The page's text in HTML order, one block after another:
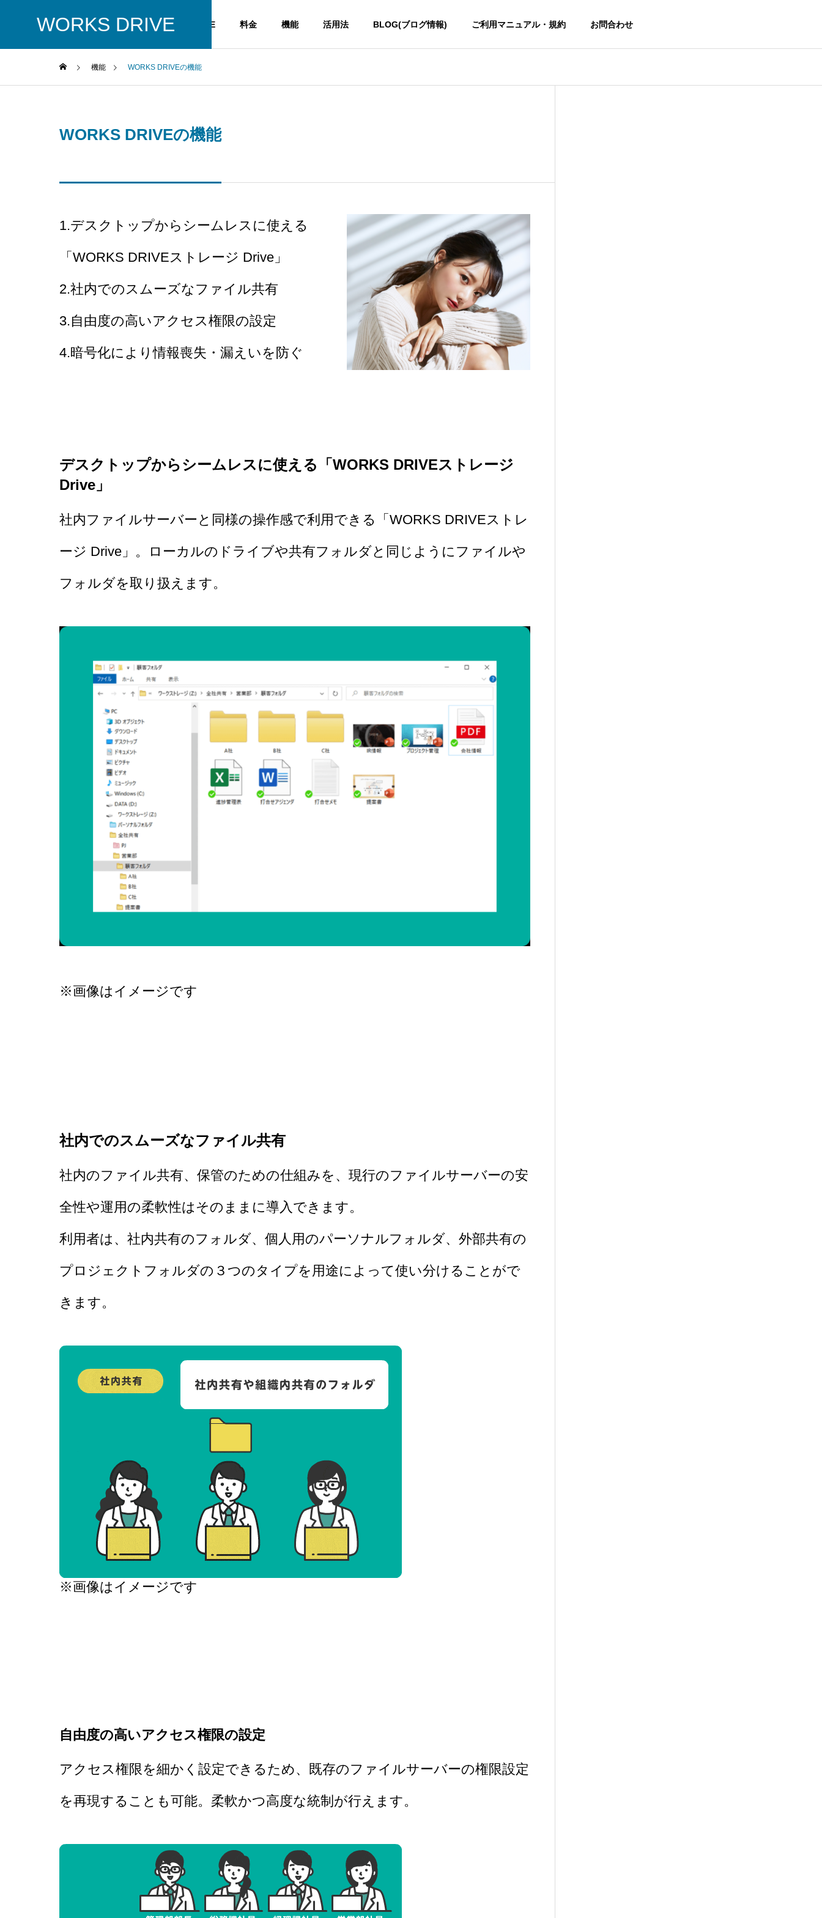
WORKS DRIVE HOME 料金 機能 活用法 BLOG(ブログ情報) ご利用マニュアル・規約 お問合わせ
機能 WORKS DRIVEの機能
WORKS DRIVEの機能
1.デスクトップからシームレスに使える
「WORKS DRIVEストレージ Drive」
2.社内でのスムーズなファイル共有
3.自由度の高いアクセス権限の設定
4.暗号化により情報喪失・漏えいを防ぐ
デスクトップからシームレスに使える
「WORKS DRIVEストレージ
Drive」
社内ファイルサーバーと同様の操作感で利用できる「WORKS DRIVEストレ
ージ Drive」。 ローカルのドライブや共有フォルダと同じようにファイルや
フォルダを取り扱えます。
※画像はイメージです
社内でのスムーズなファイル共有
社内のファイル共有、保管のための仕組みを、 現行のファイルサーバーの安
全性や運用の柔軟性はそのまま に導入できます。
利用者は、社内共有のフォルダ、個人用のパーソナルフォルダ、外部共有の
プロジェクトフォルダの３つのタイプを用途によって使い分けることがで
きます。
※画像はイメージです
自由度の高いアクセス権限の設定
アクセス権限を細かく設定できるため、 既存のファイルサーバーの権限設定
を再現することも可能。柔軟かつ高度な統制が行えます。